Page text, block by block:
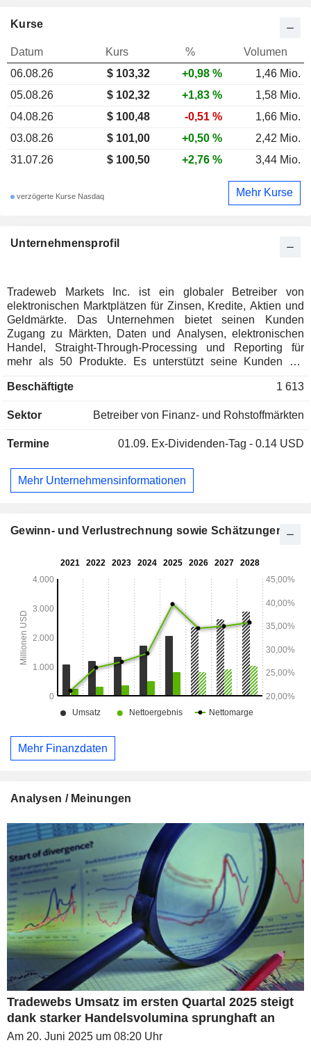
Unternehmensprofil
Tradeweb Markets Inc. ist ein globaler Betreiber von
elektronischen Marktplätzen für Zinsen, Kredite, Aktien und
Geldmärkte. Das Unternehmen bietet seinen Kunden
Zugang zu Märkten, Daten und Analysen, elektronischen
Handel, Straight-Through-Processing und Reporting für
mehr als 50 Produkte. Es unterstützt seine Kunden mit
einschließlich Vorhandel, Ausführung, Nachhandel sowie
unterstützt mehrere Vermögensklassen, Handelsprotokolle
Institutional, Dealerweb, Tradeweb Direct und ICD Portal
institutionelle Kunden, Großhändler und Privatkunden. Über
seine Dealerweb-Plattform bietet es den
Bereichen Institutionelle, Wholesale, Retail und
Beschäftigte 1 613
Sektor Betreiber von Finanz- und Rohstoffmärkten
Termine 01.09. Ex-Dividenden-Tag - 0.14 USD
Mehr Unternehmensinformationen
Kurse
Datum Kurs %
Volumen
06.08.26
$ 103,32 +0,98 %
1,46 Mio.
05.08.26
$ 102,32 +1,83 %
1,58 Mio.
04.08.26
$ 100,48 -0,51 %
1,66 Mio.
03.08.26
$ 101,00 +0,50 %
2,42 Mio.
31.07.26
$ 100,50 +2,76 % 3,44 Mio.
verzögerte Kurse Nasdaq Mehr Kurse
Gewinn- und Verlustrechnung sowie Schätzungen
Mehr Finanzdaten
Analysen / Meinungen
Tradewebs Umsatz im ersten Quartal 2025 steigt
dank starker Handelsvolumina sprunghaft an
Am 20. Juni 2025 um 08:20 Uhr